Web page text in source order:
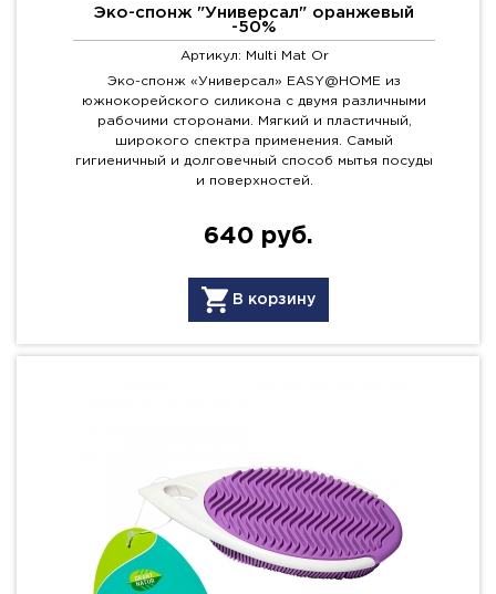
Эко-спонж "Универсал" оранжевый
-50%
Артикул: Multi Mat Or
Эко-спонж «Универсал» EASY@HOME из
южнокорейского силикона с двумя различными
рабочими сторонами. Мягкий и пластичный,
широкого спектра применения. Самый
гигиеничный и долговечный способ мытья посуды
и поверхностей.
640 руб.
В корзину